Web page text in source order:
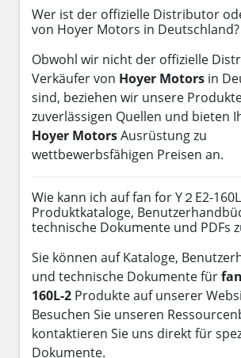
Wer ist der offizielle Distributor
von Hoyer Motors in Deutschland?
Obwohl wir nicht der offizielle
Verkäufer von Hoyer Motors in
sind, beziehen wir unsere
zuverlässigen Quellen und bieten
Hoyer MotorsAusrüstung zu
wettbewerbsfähigen Preisen an.
Wie kann ich auf fan for Y２E2-
Produktkataloge,
technische Dokumente und PDFs
Sie können auf Kataloge,
und technische Dokumente für
160L-2 Produkte auf unserer
Besuchen Sie unseren
kontaktieren Sie uns direkt für
Dokumente.